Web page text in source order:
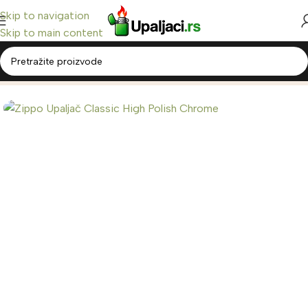
Skip to navigation
Skip to main content
Home/ Zippo Upaljači